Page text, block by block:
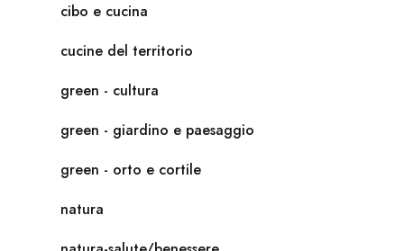
cibo e cucina
cucine del territorio
green - cultura
green - giardino e paesaggio
green - orto e cortile
natura